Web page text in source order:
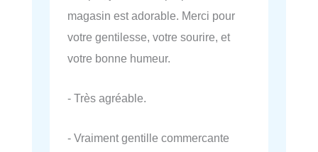
magasin est adorable. Merci pour
votre gentilesse, votre sourire, et
votre bonne humeur.
- Très agréable.
- Vraiment gentille commercante